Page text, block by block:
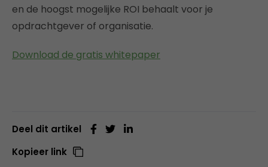
en de hoogst mogelijke ROI behaalt voor je
opdrachtgever of organisatie.
Download de gratis whitepaper
Deel dit artikel
Kopieer link